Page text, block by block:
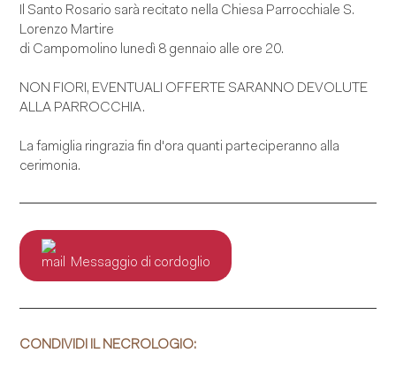
Il Santo Rosario sarà recitato nella Chiesa Parrocchiale S.
Lorenzo Martire
di Campomolino lunedì 8 gennaio alle ore 20.
NON FIORI, EVENTUALI OFFERTE SARANNO DEVOLUTE
ALLA PARROCCHIA.
La famiglia ringrazia fin d'ora quanti parteciperanno alla
cerimonia.
Messaggio di cordoglio
CONDIVIDI IL NECROLOGIO: